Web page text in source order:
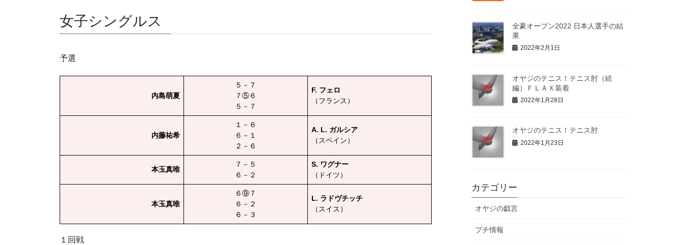
女子シングルス
予選
内島萌夏
５－７
７⑤６
５－７
F. フェロ
（フランス）
内藤祐希
１－６
６－１
２－６
A. L. ガルシア
（スペイン）
本玉真唯
７－５
６－２
S. ワグナー
（ドイツ）
本玉真唯
６⑨７
６－２
６－３
L. ラドヴチッチ
（スイス）
１回戦
全豪オープン2022 日本人選手の結
果
2022年2月1日
オヤジのテニス！テニス肘（続
編）ＦＬＡＸ装着
2022年1月28日
オヤジのテニス！テニス肘
2022年1月23日
カテゴリー
オヤジの戯言
プチ情報